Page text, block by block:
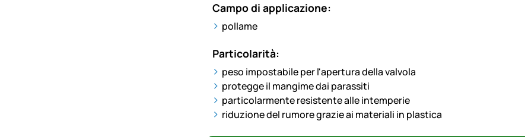
Campo di applicazione:
pollame
Particolarità:
peso impostabile per l'apertura della valvola
protegge il mangime dai parassiti
particolarmente resistente alle intemperie
riduzione del rumore grazie ai materiali in plastica